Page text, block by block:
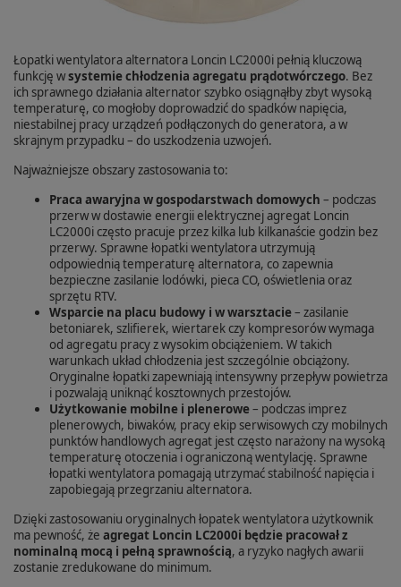
Łopatki wentylatora alternatora Loncin LC2000i pełnią kluczową
funkcję wsystemie chłodzenia agregatu prądotwórczego. Bez
ich sprawnego działania alternator szybko osiągnąłby zbyt wysoką
temperaturę, co mogłoby doprowadzić do spadków napięcia,
niestabilnej pracy urządzeń podłączonych do generatora, a w
skrajnym przypadku – do uszkodzenia uzwojeń.
Najważniejsze obszary zastosowania to:
Praca awaryjna w gospodarstwach domowych – podczas
przerw w dostawie energii elektrycznej agregat Loncin
LC2000i często pracuje przez kilka lub kilkanaście godzin bez
przerwy. Sprawne łopatki wentylatora utrzymują
odpowiednią temperaturę alternatora, co zapewnia
bezpieczne zasilanie lodówki, pieca CO, oświetlenia oraz
sprzętu RTV.
Wsparcie na placu budowy i w warsztacie– zasilanie
betoniarek, szlifierek, wiertarek czy kompresorów wymaga
od agregatu pracy z wysokim obciążeniem. W takich
warunkach układ chłodzenia jest szczególnie obciążony.
Oryginalne łopatki zapewniają intensywny przepływ powietrza
i pozwalają uniknąć kosztownych przestojów.
Użytkowanie mobilne i plenerowe– podczas imprez
plenerowych, biwaków, pracy ekip serwisowych czy mobilnych
punktów handlowych agregat jest często narażony na wysoką
temperaturę otoczenia i ograniczoną wentylację. Sprawne
łopatki wentylatora pomagają utrzymać stabilność napięcia i
zapobiegają przegrzaniu alternatora.
Dzięki zastosowaniu oryginalnych łopatek wentylatora użytkownik
ma pewność, że agregat Loncin LC2000i będzie pracował z
nominalną mocą i pełną sprawnością, a ryzyko nagłych awarii
zostanie zredukowane do minimum.